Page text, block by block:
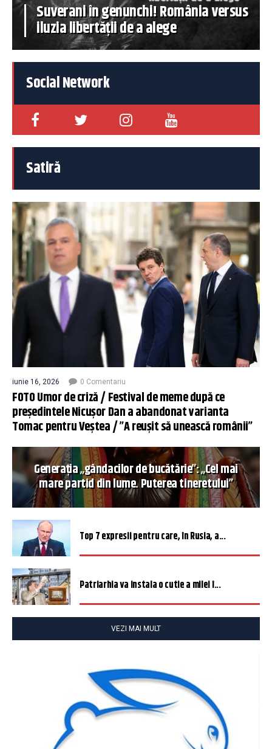
Suverani în genunchi! România versus
iluzia libertății de a alege
Social Network
Satiră
iunie 16, 2026 0 Comentariu
FOTO Umor de criză / Festival de meme după ce
președintele Nicușor Dan a abandonat varianta
Tomac pentru Veștea / ”A reușit să unească românii”
Generația „gândacilor de bucătărie”: „Cel mai
mare partid din lume. Puterea tineretului”
Top 7 expresii pentru care, în Rusia, a...
Patriarhia va instala o cutie a milei î...
VEZI MAI MULT